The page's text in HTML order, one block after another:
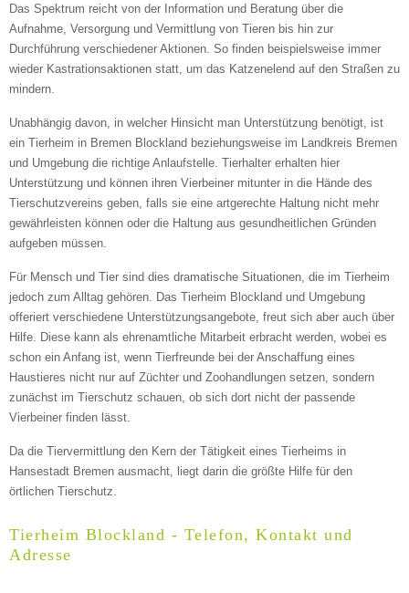
Name*
Art des Tiers
Name des Tiers
Das Spektrum reicht von der Information und Beratung über die
Aufnahme, Versorgung und Vermittlung von Tieren bis hin zur
Durchführung verschiedener Aktionen. So finden beispielsweise immer
wieder Kastrationsaktionen statt, um das Katzenelend auf den Straßen zu
mindern.
Unabhängig davon, in welcher Hinsicht man Unterstützung benötigt, ist
ein Tierheim in Bremen Blockland beziehungsweise im Landkreis Bremen
und Umgebung die richtige Anlaufstelle. Tierhalter erhalten hier
Unterstützung und können ihren Vierbeiner mitunter in die Hände des
Tierschutzvereins geben, falls sie eine artgerechte Haltung nicht mehr
gewährleisten können oder die Haltung aus gesundheitlichen Gründen
aufgeben müssen.
Für Mensch und Tier sind dies dramatische Situationen, die im Tierheim
jedoch zum Alltag gehören. Das Tierheim Blockland und Umgebung
offeriert verschiedene Unterstützungsangebote, freut sich aber auch über
Hilfe. Diese kann als ehrenamtliche Mitarbeit erbracht werden, wobei es
schon ein Anfang ist, wenn Tierfreunde bei der Anschaffung eines
Haustieres nicht nur auf Züchter und Zoohandlungen setzen, sondern
zunächst im Tierschutz schauen, ob sich dort nicht der passende
Vierbeiner finden lässt.
Da die Tiervermittlung den Kern der Tätigkeit eines Tierheims in
Hansestadt Bremen ausmacht, liegt darin die größte Hilfe für den
örtlichen Tierschutz.
Tierheim Blockland - Telefon, Kontakt und
Adresse